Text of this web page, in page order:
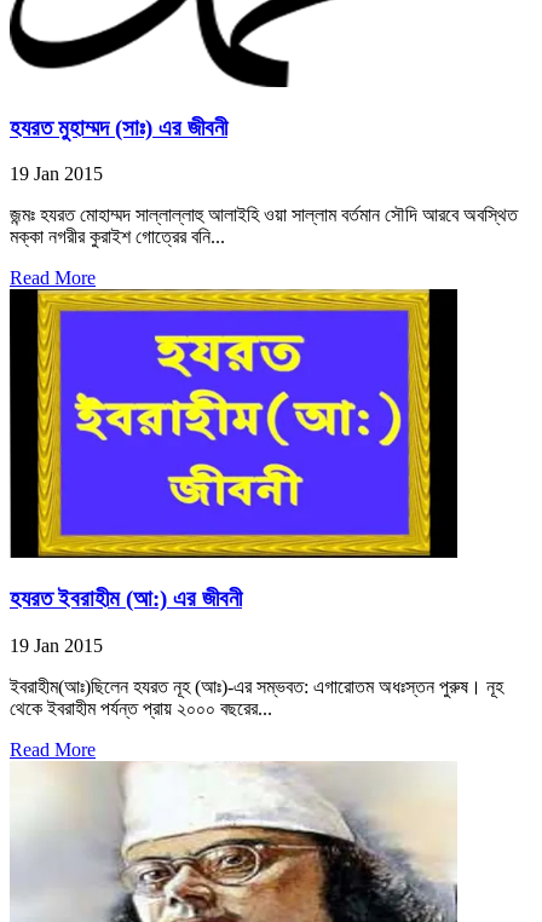
হযরত মুহাম্মদ (সাঃ) এর জীবনী
19 Jan 2015
জন্মঃ হযরত মোহাম্মদ সাল্লাল্লাহু আলাইহি ওয়া সাল্লাম বর্তমান সৌদি আরবে অবস্থিত
মক্কা নগরীর কুরাইশ গোত্রের বনি...
Read More
হযরত ইবরাহীম (আ:) এর জীবনী
19 Jan 2015
ইবরাহীম(আঃ)ছিলেন হযরত নূহ (আঃ)-এর সম্ভবত: এগারোতম অধঃস্তন পুরুষ। নূহ
থেকে ইবরাহীম পর্যন্ত প্রায় ২০০০ বছরের...
Read More